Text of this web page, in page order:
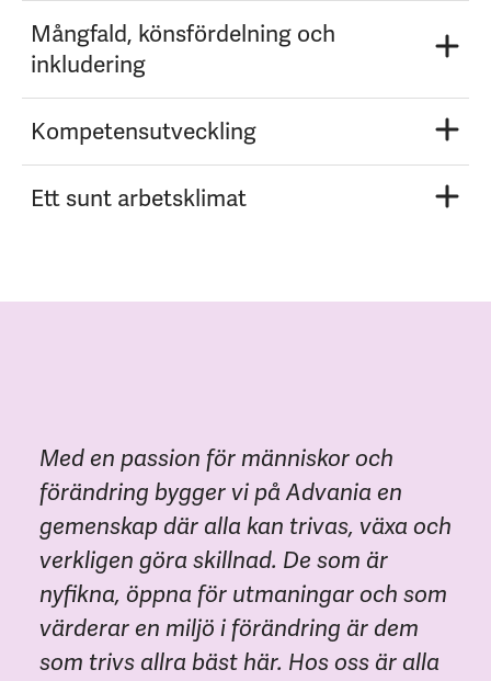
Mångfald, könsfördelning och
inkludering
Kompetensutveckling
Ett sunt arbetsklimat
Med en passion för människor och
förändring bygger vi på Advania en
gemenskap där alla kan trivas, växa och
verkligen göra skillnad. De som är
nyfikna, öppna för utmaningar och som
värderar en miljö i förändring är dem
som trivs allra bäst här. Hos oss är alla